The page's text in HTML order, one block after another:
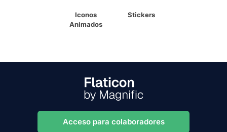
Iconos
Animados
Stickers
Acceso para colaboradores